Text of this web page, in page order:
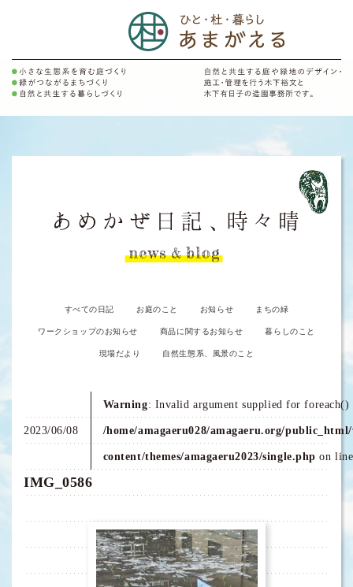
すべての日記 お庭のこと お知らせ まちの緑
ワークショップのお知らせ 商品に関するお知らせ 暮らしのこと
現場だより 自然生態系、風景のこと
2023/06/08
Warning: Invalid argument supplied for foreach()
/home/amagaeru028/amagaeru.org/
content/themes/amagaeru2023/single.php on
IMG_0586